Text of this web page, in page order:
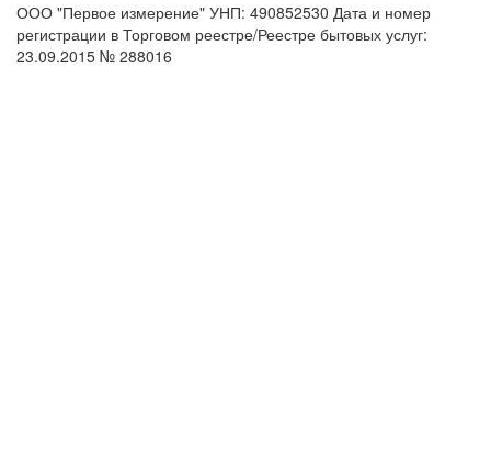
ООО "Первое измерение" УНП: 490852530 Дата и номер
регистрации в Торговом реестре/Реестре бытовых услуг:
23.09.2015 № 288016